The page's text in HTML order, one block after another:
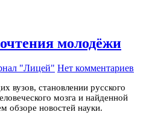
молодёжи
"Лицей" Нет комментариев
вузов, становлении русского
мозга и найденной
обзоре новостей науки.